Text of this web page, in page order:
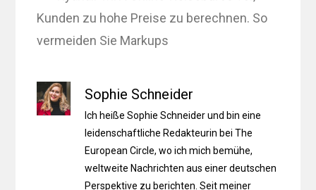
Kunden zu hohe Preise zu berechnen. So
vermeiden Sie Markups
Sophie Schneider
Ich heiße Sophie Schneider und bin eine
leidenschaftliche Redakteurin bei The
European Circle, wo ich mich bemühe,
weltweite Nachrichten aus einer deutschen
Perspektive zu berichten. Seit meiner